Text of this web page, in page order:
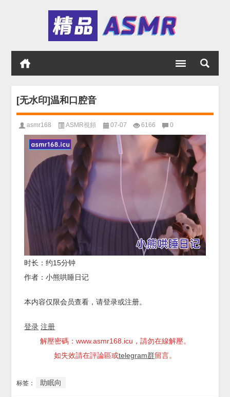
[无水印]温和口腔音
asmr168 ASMR視頻 07-07 6166 0
时长：约15分钟
作者：小熊哄睡日记
本内容仅限会员查看，请登录或注册。
登录 注册
解壓密碼：www.asmr168.icu，請勿在線解壓。
如失效請在評論區或telegram群留言。
标签： 助眠向